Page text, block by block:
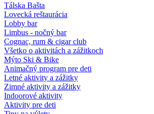
Tálska Bašta
Lovecká reštaurácia
Lobby bar
Limbus - nočný bar
Cognac, rum & cigar club
Všetko o aktivitách a zážitkoch
Mýto Ski & Bike
Animačný program pre deti
Letné aktivity a zážitky
Zimné aktivity a zážitky
Indoorové aktivity
Aktivity pre deti